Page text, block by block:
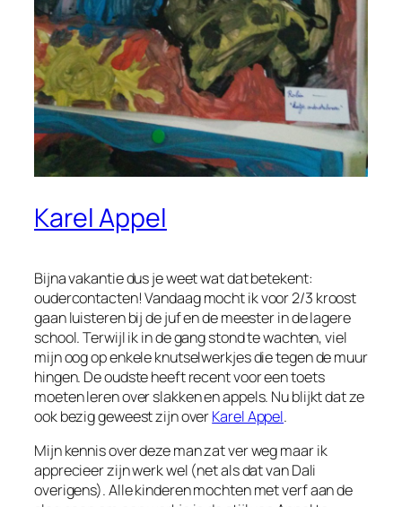
Karel Appel
Bijna vakantie dus je weet wat dat betekent:
oudercontacten! Vandaag mocht ik voor 2/3 kroost
gaan luisteren bij de juf en de meester in de lagere
school. Terwijl ik in de gang stond te wachten, viel
mijn oog op enkele knutselwerkjes die tegen de muur
hingen. De oudste heeft recent voor een toets
moeten leren over slakken en appels. Nu blijkt dat ze
ook bezig geweest zijn overKarel Appel.
Mijn kennis over deze man zat ver weg maar ik
apprecieer zijn werk wel (net als dat van Dali
overigens). Alle kinderen mochten met verf aan de